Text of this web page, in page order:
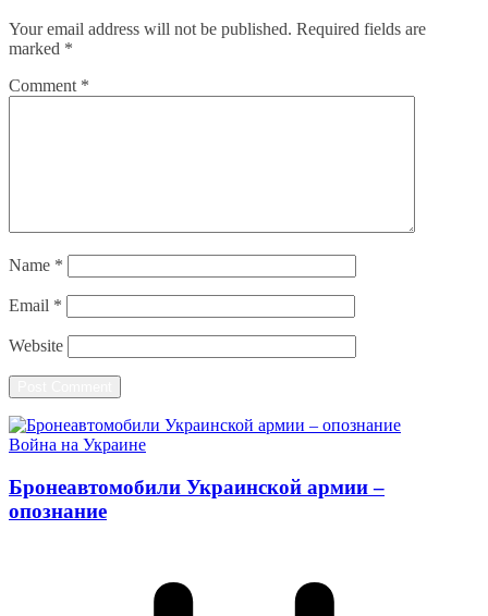
Your email address will not be published. Required fields are
marked *
Comment *
Name *
Email *
Website
Война на Украине
Бронеавтомобили Украинской армии –
опознание